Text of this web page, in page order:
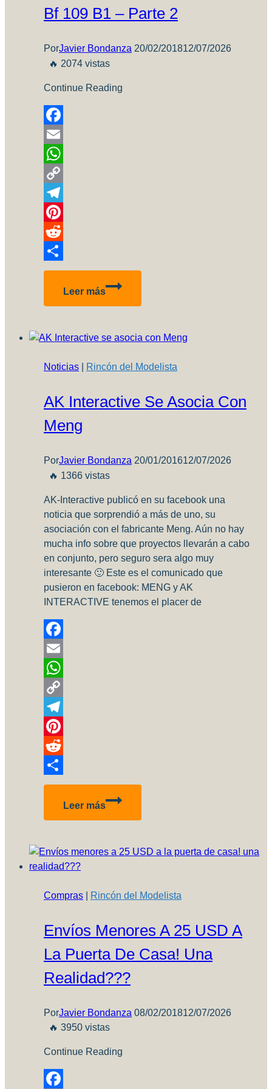
Bf 109 B1 – Parte 2
PorJavier Bondanza 20/02/201812/07/2026
🔥 2074 vistas
Continue Reading
Facebook
Email
WhatsApp
Copy
Link
Telegram
Pinterest
Reddit
Compartir
Leer más
Bf
Parte
Noticias
Rincón del Modelista
AK Interactive Se Asocia Con
Meng
PorJavier Bondanza 20/01/201612/07/2026
🔥 1366 vistas
AK-Interactive publicó en su facebook una
noticia que sorprendió a más de uno, su
asociación con el fabricante Meng. Aún no hay
mucha info sobre que proyectos llevarán a cabo
en conjunto, pero seguro sera algo muy
interesante 🙂 Este es el comunicado que
pusieron en facebook: MENG y AK
INTERACTIVE tenemos el placer de
Facebook
Email
WhatsApp
Copy
Link
Telegram
Pinterest
Reddit
Compartir
Leer más
AK
con
Compras Rincón del Modelista
Envíos Menores A 25 USD A
La Puerta De Casa! Una
Realidad???
PorJavier Bondanza 08/02/201812/07/2026
🔥 3950 vistas
Continue Reading